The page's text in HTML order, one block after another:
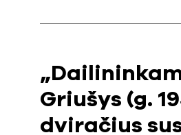
Griušys (g.
dviračius